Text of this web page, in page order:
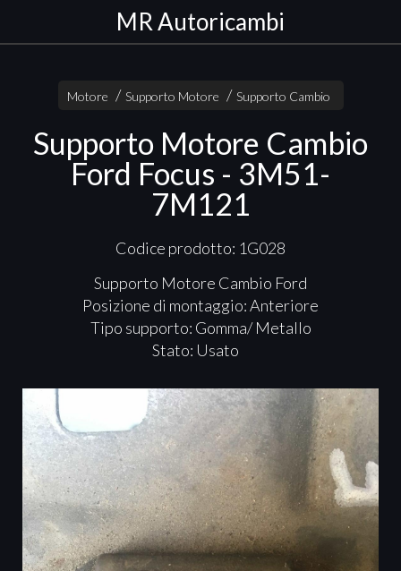
MR Autoricambi
Motore Supporto Motore Supporto Cambio
Supporto Motore Cambio
Ford Focus - 3M51-
7M121
Codice prodotto: 1G028
Supporto Motore Cambio Ford
Posizione di montaggio: Anteriore
Tipo supporto: Gomma/ Metallo
Stato: Usato